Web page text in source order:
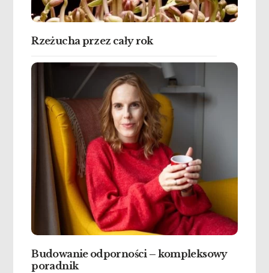
Rzeżucha przez cały rok
Budowanie odporności – kompleksowy
poradnik